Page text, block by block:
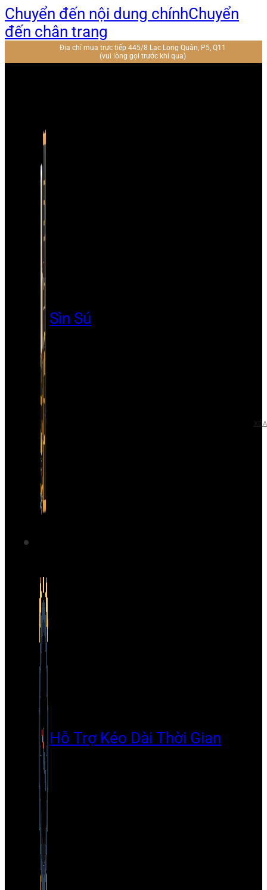
Chuyển đến nội dung chínhChuyển
đến chân trang
Địa chỉ mua trực tiếp 445/8 Lạc Long Quân, P5, Q11
(vui lòng gọi trước khi qua)
Sìn Sú
Hỗ Trợ Kéo Dài Thời Gian
XÓA